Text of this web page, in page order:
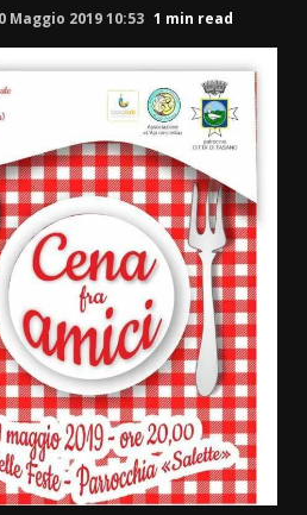
Maggio 2019 10:53 1 min read